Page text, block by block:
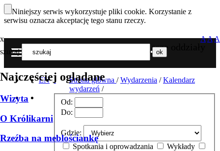
Niniejszy serwis wykorzystuje pliki cookie. Korzystanie z
serwisu oznacza akceptację tego stanu rzeczy.
Nasze oddziały
MENU
x
szukaj
Najczęściej oglądane
Wizyta
O Królikarni
Rzeźba na meblościankę
AAA
EN Strona główna / Wydarzenia /Kalendarz
wydarzeń /
Od:
Do:
Gdzie:
Spotkania i oprowadzania
Wykłady